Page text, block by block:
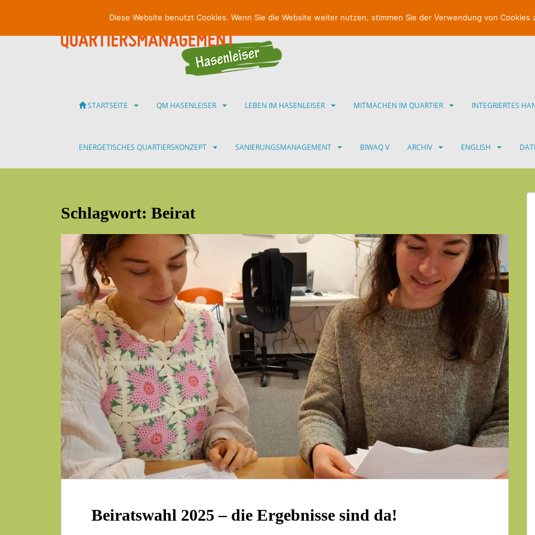
i
n
STARTSEITE QM HASENLEISER LEBEN IM HASENLEISER MITMACHEN IM QUARTIER INTEGRIERTES
ENERGETISCHES QUARTIERSKONZEPT SANIERUNGSMANAGEMENT BIWAQ V ARCHIV ENGLISH
Schlagwort: Beirat
Beiratswahl 2025 – die Ergebnisse sind da!
Diese Website benutzt Cookies. Wenn Sie die Website weiter nutzen, stimmen Sie der Verwendung von Cookies